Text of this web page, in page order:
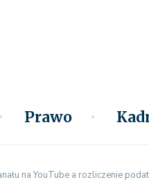
Prawo
na YouTube a rozliczenie